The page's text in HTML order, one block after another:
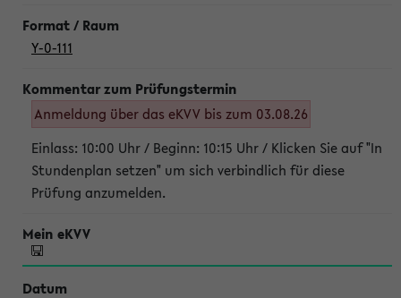
Y-0-111
Anmeldung über das eKVV bis zum 03.08.26
Einlass: 10:00 Uhr / Beginn: 10:15 Uhr / Klicken Sie auf "In
Stundenplan setzen" um sich verbindlich für diese
Prüfung anzumelden.